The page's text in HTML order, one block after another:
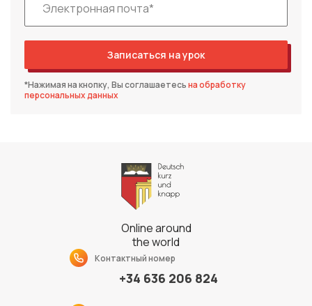
Записаться на урок
*Нажимая на кнопку, Вы соглашаетесьна обработку
персональных данных
Online around
the world
Контактный номер
+34 636 206 824